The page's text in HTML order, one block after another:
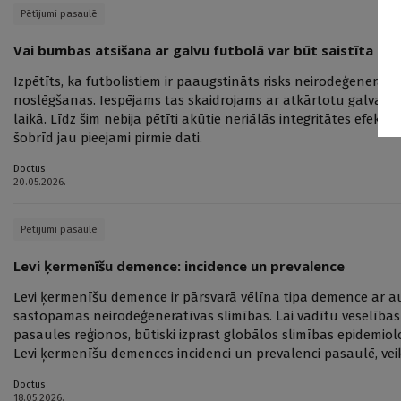
Pētījumi pasaulē
Vai bumbas atsišana ar galvu futbolā var būt saistīta ar
Izpētīts, ka futbolistiem ir paaugstināts risks
noslēgšanas. Iespējams tas skaidrojams ar atkārtotu galvas
laikā. Līdz šim nebija pētīti akūtie neriālās integritātes efekti
šobrīd jau pieejami pirmie dati.
Doctus
20.05.2026.
Pētījumi pasaulē
Levi ķermenīšu demence: incidence un prevalence
Levi ķermenīšu demence ir pārsvarā vēlīna tipa demence ar
sastopamas neirodeģeneratīvas slimības. Lai vadītu
pasaules reģionos, būtiski izprast globālos slimības
Levi ķermenīšu demences incidenci un prevalenci pasaulē,
Doctus
18.05.2026.